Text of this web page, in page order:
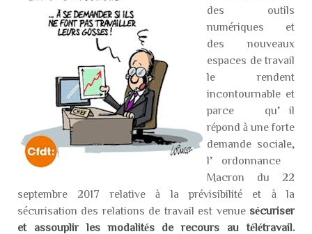
des outils
numériques et
des nouveaux
espaces de travail
le rendent
incontournable et
parce qu’il
répond à une forte
demande sociale,
l’ordonnance
Macron du 22
septembre 2017 relative à la prévisibilité et à la
sécurisation des relations de travail est venue sécuriser
et assouplir les modalités de recours au télétravail.